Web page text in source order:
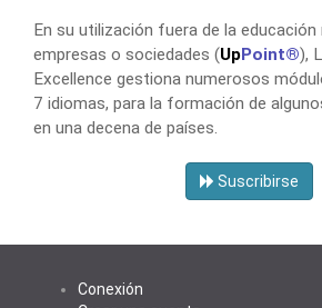
En su utilización fuera de la educación
empresas o sociedades (UpPoint®),
Excellence gestiona numerosos
7 idiomas, para la formación de
en una decena de países.
Suscribirse
Conexión